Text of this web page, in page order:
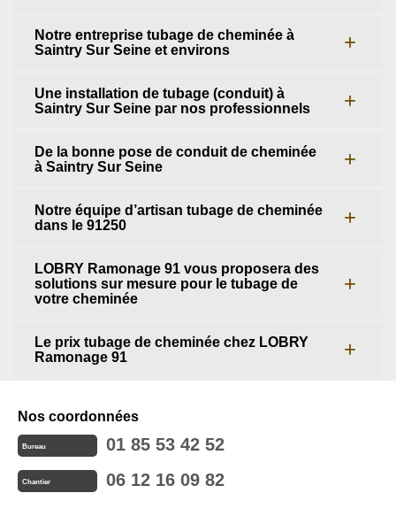
Notre entreprise tubage de cheminée à
Saintry Sur Seine et environs
Une installation de tubage (conduit) à
Saintry Sur Seine par nos professionnels
De la bonne pose de conduit de cheminée
à Saintry Sur Seine
Notre équipe d’artisan tubage de cheminée
dans le 91250
LOBRY Ramonage 91 vous proposera des
solutions sur mesure pour le tubage de
votre cheminée
Le prix tubage de cheminée chez LOBRY
Ramonage 91
Nos coordonnées
Bureau 01 85 53 42 52
Chantier 06 12 16 09 82